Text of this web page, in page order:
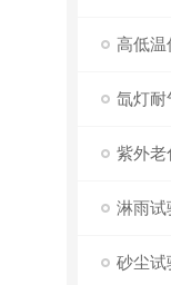
高低温
氙灯耐
紫外老
淋雨试
砂尘试